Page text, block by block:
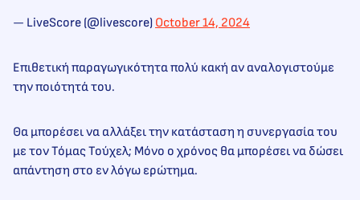
— LiveScore (@livescore) October 14, 2024
Επιθετική παραγωγικότητα πολύ κακή αν αναλογιστούμε
την ποιότητά του.
Θα μπορέσει να αλλάξει την κατάσταση η συνεργασία του
με τον Τόμας Τούχελ; Μόνο ο χρόνος θα μπορέσει να δώσει
απάντηση στο εν λόγω ερώτημα.